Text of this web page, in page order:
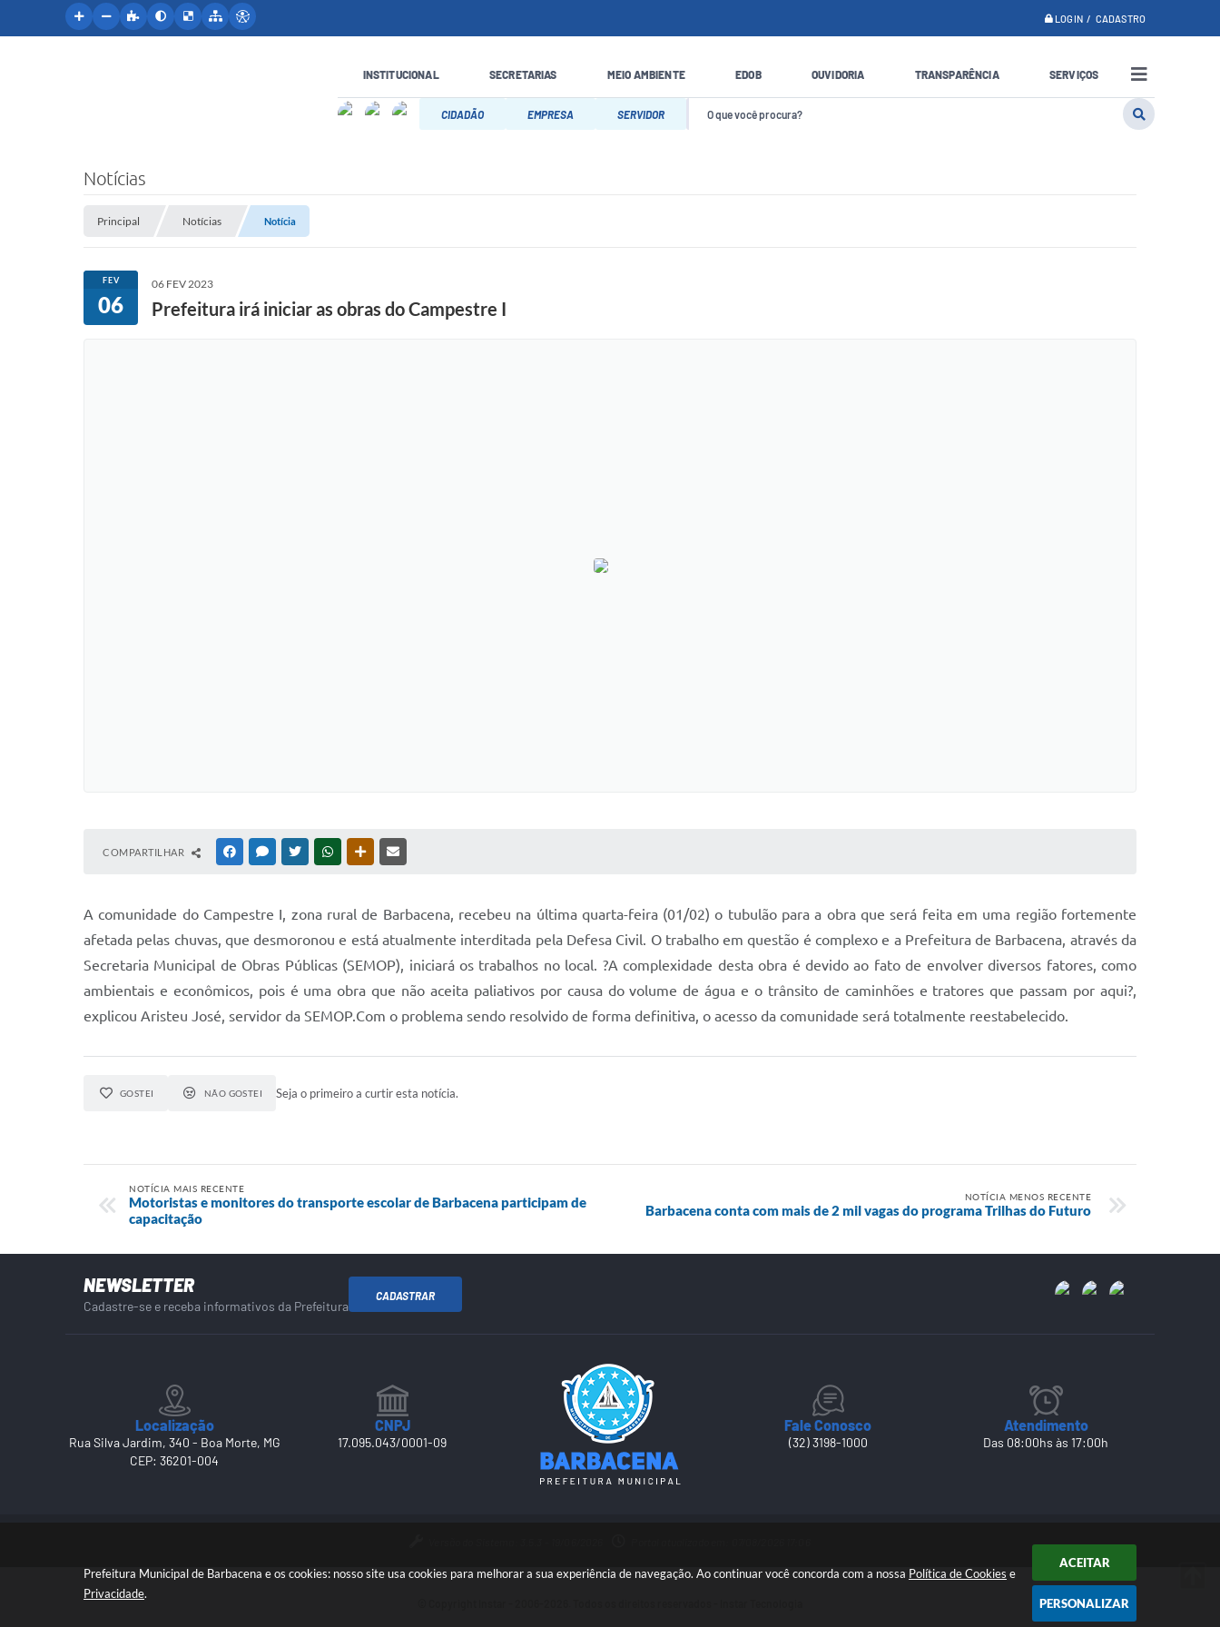
Prefeitura Municipal de Barbacena e os cookies: nosso site usa cookies para melhorar a sua experiência de navegação. Ao continuar você concorda com a nossa Política de Cookies e
Privacidade.
ACEITAR
PERSONALIZAR
LOGIN / CADASTRO
INSTITUCIONAL SECRETARIAS MEIO AMBIENTE EDOB OUVIDORIA TRANSPARÊNCIA SERVIÇOS
CIDADÃO EMPRESA SERVIDOR
Notícias
Principal Notícias Notícia
FEV
06
06 FEV 2023
Prefeitura irá iniciar as obras do Campestre I
COMPARTILHAR FACEBOOKMESSENGER
TWITTERWHATSAPPOUTRAS MÍDIAS
A comunidade do Campestre I, zona rural de Barbacena, recebeu na última quarta-feira (01/02) o tubulão para a obra que será feita em uma região fortemente
afetada pelas chuvas, que desmoronou e está atualmente interditada pela Defesa Civil. O trabalho em questão é complexo e a Prefeitura de Barbacena, através da
Secretaria Municipal de Obras Públicas (SEMOP), iniciará os trabalhos no local. ?A complexidade desta obra é devido ao fato de envolver diversos fatores, como
ambientais e econômicos, pois é uma obra que não aceita paliativos por causa do volume de água e o trânsito de caminhões e tratores que passam por aqui?,
explicou Aristeu José, servidor da SEMOP.Com o problema sendo resolvido de forma definitiva, o acesso da comunidade será totalmente reestabelecido.
GOSTEI NÃO GOSTEI Seja o primeiro a curtir esta notícia.
NOTÍCIA MAIS RECENTE
Motoristas e monitores do transporte escolar de Barbacena participam de
capacitação
NOTÍCIA MENOS RECENTE
Barbacena conta com mais de 2 mil vagas do programa Trilhas do Futuro
NEWSLETTER
Cadastre-se e receba informativos da Prefeitura
CADASTRAR
Localização
Rua Silva Jardim, 340 - Boa Morte, MG
CEP: 36201-004
CNPJ
17.095.043/0001-09
Fale Conosco
(32) 3198-1000
Atendimento
Das 08:00hs às 17:00h